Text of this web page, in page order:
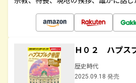
Ｈ０２ ハプス
歴史時代
2025.09.18 発売